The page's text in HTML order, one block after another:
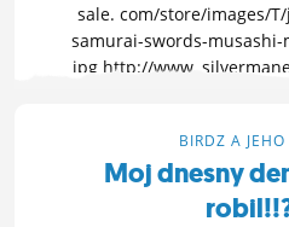
sale. com/store/images/
samurai-swords-musashi-
jpg http://www.
22. 3. 2010
BIRDZ A JEHO
Moj dnesny